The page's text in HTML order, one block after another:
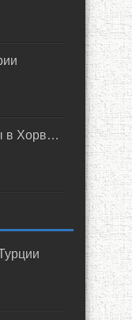
Остров Муртер и Корнаты в Хорватии